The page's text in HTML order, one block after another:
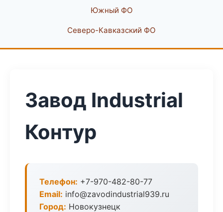
Южный ФО
Северо-Кавказский ФО
Завод Industrial
Контур
Телефон: +7-970-482-80-77
Email: info@zavodindustrial939.ru
Город: Новокузнецк